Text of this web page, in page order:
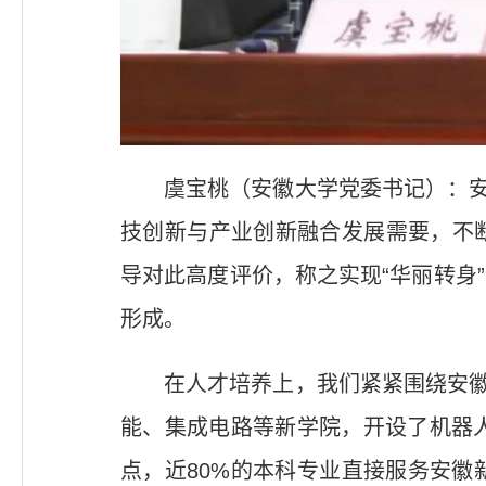
虞宝桃（安徽大学党委书记）：
技创新与产业创新融合发展需要，
导对此高度评价，称之实现“华丽转
形成。
在人才培养上，我们紧紧围绕安
能、集成电路等新学院，开设了机
点，近80%的本科专业直接服务安